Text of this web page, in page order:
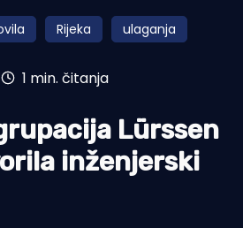
Rijeka ulaganja
1 min. čitanja
Lürssen
inženjerski